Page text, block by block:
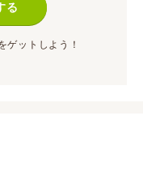
る
ゲットしよう！